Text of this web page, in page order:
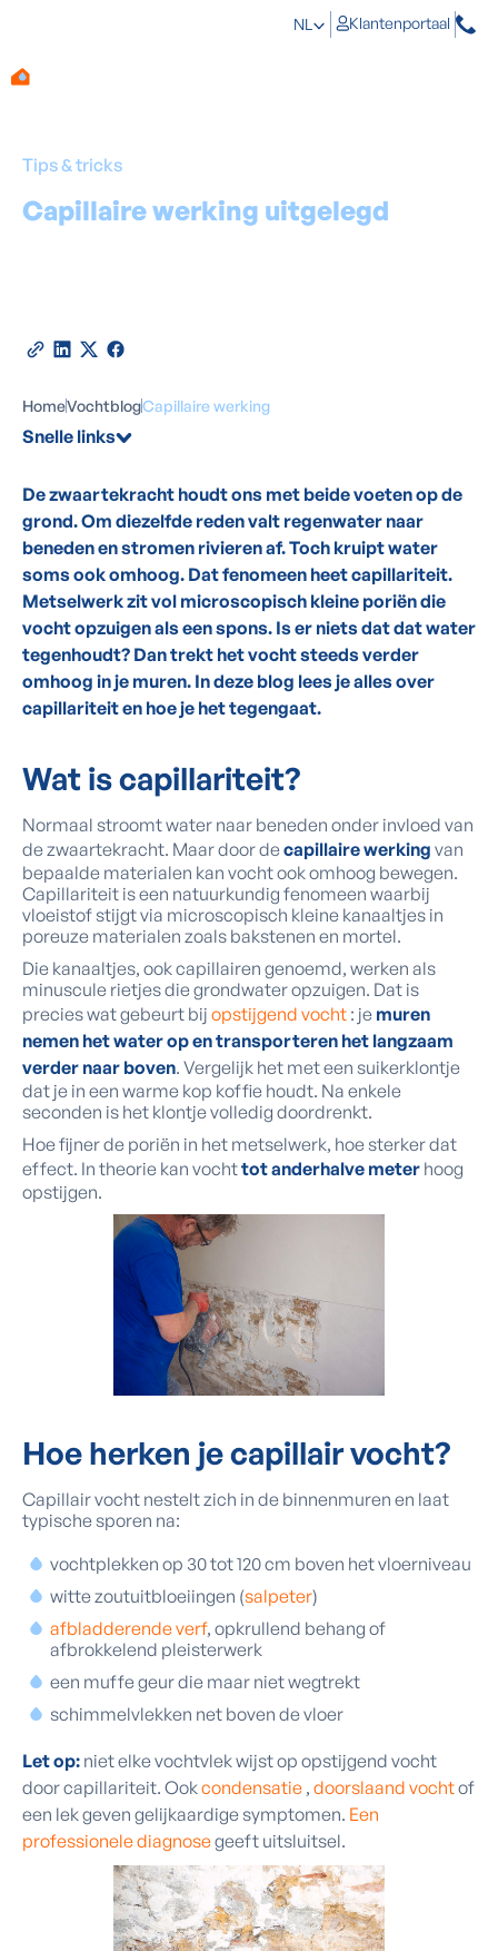
NL Klantenportaal
Tips & tricks
Capillaire werking uitgelegd
HomeVochtblogCapillaire werking
Snelle links
De zwaartekracht houdt ons met beide voeten op de
grond. Om diezelfde reden valt regenwater naar
beneden en stromen rivieren af. Toch kruipt water
soms ook omhoog. Dat fenomeen heet capillariteit.
Metselwerk zit vol microscopisch kleine poriën die
vocht opzuigen als een spons. Is er niets dat dat water
tegenhoudt? Dan trekt het vocht steeds verder
omhoog in je muren. In deze blog lees je alles over
capillariteit en hoe je het tegengaat.
Wat is capillariteit?
Normaal stroomt water naar beneden onder invloed van
de zwaartekracht. Maar door decapillaire werking van
bepaalde materialen kan vocht ook omhoog bewegen.
Capillariteit is een natuurkundig fenomeen waarbij
vloeistof stijgt via microscopisch kleine kanaaltjes in
poreuze materialen zoals bakstenen en mortel.
Die kanaaltjes, ook capillairen genoemd, werken als
minuscule rietjes die grondwater opzuigen. Dat is
precies wat gebeurt bij opstijgend vocht : je muren
nemen het water op en transporteren het langzaam
verder naar boven. Vergelijk het met een suikerklontje
dat je in een warme kop koffie houdt. Na enkele
seconden is het klontje volledig doordrenkt.
Hoe fijner de poriën in het metselwerk, hoe sterker dat
effect. In theorie kan vochttot anderhalve meter hoog
opstijgen.
Hoe herken jecapillair vocht?
Capillair vocht nestelt zich in de binnenmuren en laat
typische sporen na:
vochtplekken op 30 tot 120 cm boven het vloerniveau
witte zoutuitbloeiingen (salpeter)
afbladderende verf, opkrullend behang of
afbrokkelend pleisterwerk
een muffe geur die maar niet wegtrekt
schimmelvlekken net boven de vloer
Let op: niet elke vochtvlek wijst op opstijgend vocht
door capillariteit. Ookcondensatie , doorslaand vochtof
een lek geven gelijkaardige symptomen. Een
professionele diagnosegeeft uitsluitsel.